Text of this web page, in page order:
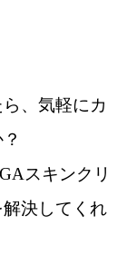
、気軽にカ
スキンクリ
決してくれ